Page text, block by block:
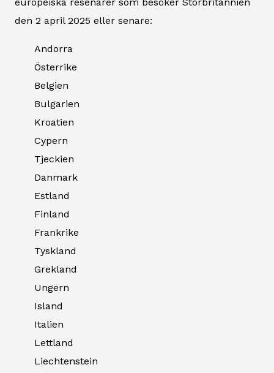
europeiska resenärer som besöker Storbritannien
den 2 april 2025 eller senare:
Andorra
Österrike
Belgien
Bulgarien
Kroatien
Cypern
Tjeckien
Danmark
Estland
Finland
Frankrike
Tyskland
Grekland
Ungern
Island
Italien
Lettland
Liechtenstein